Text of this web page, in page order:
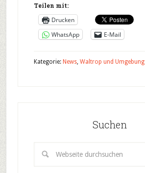
Teilen mit:
Drucken
WhatsApp
E-Mail
Kategorie: News, Waltrop und Umgebung
Suchen